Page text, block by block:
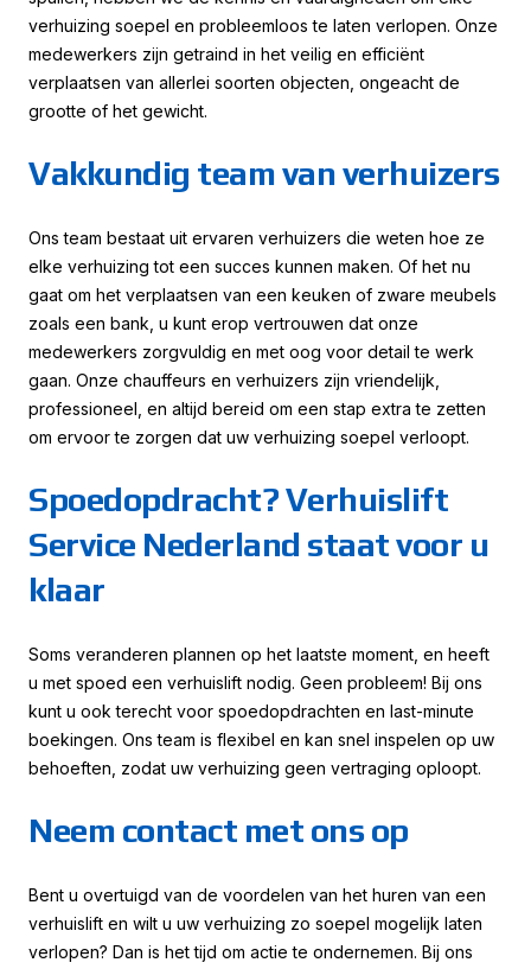
verhuizing soepel en probleemloos te laten verlopen. Onze
medewerkers zijn getraind in het veilig en efficiënt
verplaatsen van allerlei soorten objecten, ongeacht de
grootte of het gewicht.
Vakkundig team van verhuizers
Ons team bestaat uit ervaren verhuizers die weten hoe ze
elke verhuizing tot een succes kunnen maken. Of het nu
gaat om het verplaatsen van een keuken of zware meubels
zoals een bank, u kunt erop vertrouwen dat onze
medewerkers zorgvuldig en met oog voor detail te werk
gaan. Onze chauffeurs en verhuizers zijn vriendelijk,
professioneel, en altijd bereid om een stap extra te zetten
om ervoor te zorgen dat uw verhuizing soepel verloopt.
Spoedopdracht? Verhuislift
Service Nederland staat voor u
klaar
Soms veranderen plannen op het laatste moment, en heeft
u met spoed een verhuislift nodig. Geen probleem! Bij ons
kunt u ook terecht voor spoedopdrachten en last-minute
boekingen. Ons team is flexibel en kan snel inspelen op uw
behoeften, zodat uw verhuizing geen vertraging oploopt.
Neem contact met ons op
Bent u overtuigd van de voordelen van het huren van een
verhuislift en wilt u uw verhuizing zo soepel mogelijk laten
verlopen? Dan is het tijd om actie te ondernemen. Bij ons